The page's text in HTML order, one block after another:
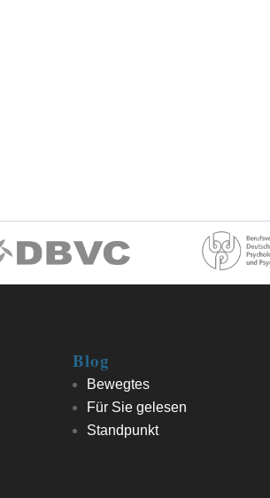
Blog
Bewegtes
Für Sie gelesen
Standpunkt